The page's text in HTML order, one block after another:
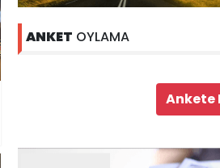
ANKET OYLAMA